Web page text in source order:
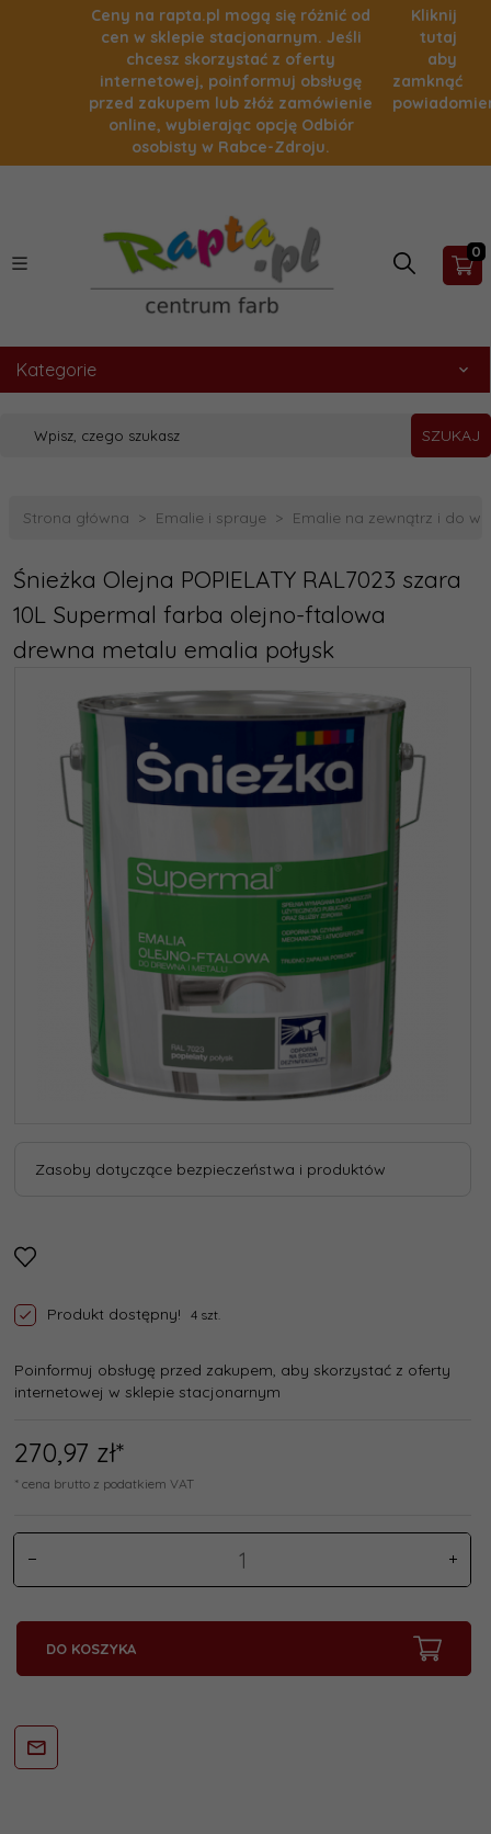
Ceny na rapta.pl mogą się różnić od
cen w sklepie stacjonarnym. Jeśli
chcesz skorzystać z oferty
internetowej, poinformuj obsługę
przed zakupem lub złóż zamówienie
online, wybierając opcję Odbiór
osobisty w Rabce-Zdroju.
Kliknij
tutaj
aby
zamknąć
0
Kategorie
SZUKAJ
Strona główna Emalie i spraye Emalie na zewnątrz i do
Śnieżka Olejna POPIELATY RAL7023 szara
10L Supermal farba olejno-ftalowa
drewna metalu emalia połysk
Zasoby dotyczące bezpieczeństwa i produktów
Produkt dostępny! 4 szt.
Poinformuj obsługę przed zakupem, aby skorzystać z oferty
internetowej w sklepie stacjonarnym
270,97 zł*
* cena brutto z podatkiem VAT
DO KOSZYKA